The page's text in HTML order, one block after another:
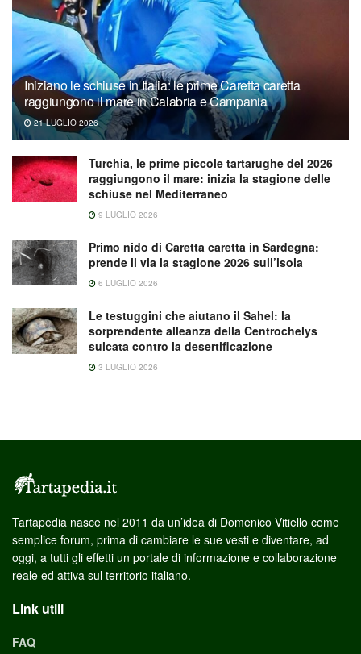
Iniziano le schiuse in Italia: le prime Caretta caretta
raggiungono il mare in Calabria e Campania
21 LUGLIO 2026
Turchia, le prime piccole tartarughe del 2026
raggiungono il mare: inizia la stagione delle
schiuse nel Mediterraneo
9 LUGLIO 2026
Primo nido di Caretta caretta in Sardegna:
prende il via la stagione 2026 sull’isola
6 LUGLIO 2026
Le testuggini che aiutano il Sahel: la
sorprendente alleanza della Centrochelys
sulcata contro la desertificazione
3 LUGLIO 2026
Tartapedia nasce nel 2011 da un’idea di Domenico Vitiello come
semplice forum, prima di cambiare le sue vesti e diventare, ad
oggi, a tutti gli effetti un portale di informazione e collaborazione
reale ed attiva sul territorio italiano.
Link utili
FAQ